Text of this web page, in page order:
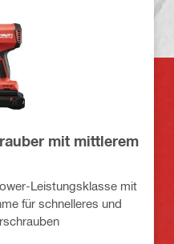
mit mittlerem
Leistungsklasse mit
für schnelleres und